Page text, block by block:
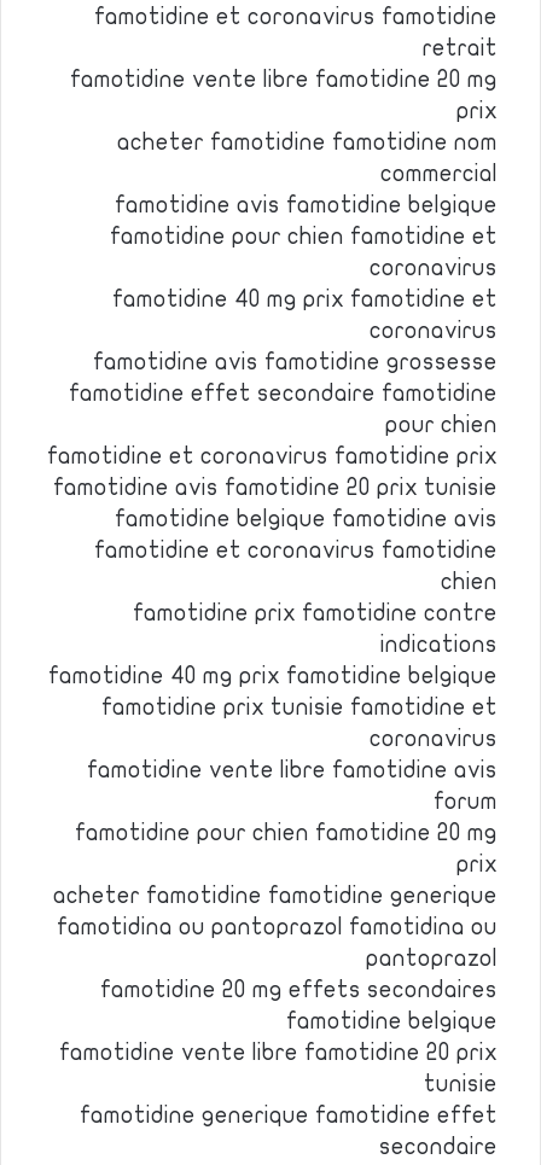
famotidine et coronavirus famotidine
retrait
famotidine vente libre famotidine 20 mg
prix
acheter famotidine famotidine nom
commercial
famotidine avis famotidine belgique
famotidine pour chien famotidine et
coronavirus
famotidine 40 mg prix famotidine et
coronavirus
famotidine avis famotidine grossesse
famotidine effet secondaire famotidine
pour chien
famotidine et coronavirus famotidine prix
famotidine avis famotidine 20 prix tunisie
famotidine belgique famotidine avis
famotidine et coronavirus famotidine
chien
famotidine prix famotidine contre
indications
famotidine 40 mg prix famotidine belgique
famotidine prix tunisie famotidine et
coronavirus
famotidine vente libre famotidine avis
forum
famotidine pour chien famotidine 20 mg
prix
acheter famotidine famotidine generique
famotidina ou pantoprazol famotidina ou
pantoprazol
famotidine 20 mg effets secondaires
famotidine belgique
famotidine vente libre famotidine 20 prix
tunisie
famotidine generique famotidine effet
secondaire